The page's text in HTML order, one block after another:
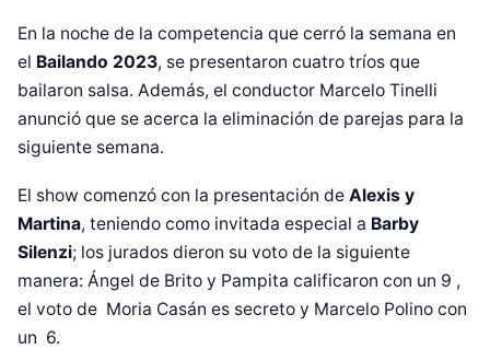
En la noche de la competencia que cerró la semana en
el Bailando 2023, se presentaron cuatro tríos que
bailaron salsa. Además, el conductor Marcelo Tinelli
anunció que se acerca la eliminación de parejas para la
siguiente semana.
El show comenzó con la presentación de Alexis y
Martina, teniendo como invitada especial a Barby
Silenzi; los jurados dieron su voto de la siguiente
manera: Ángel de Brito y Pampita calificaron con un 9 ,
el voto de Moria Casán es secreto y Marcelo Polino con
un 6.